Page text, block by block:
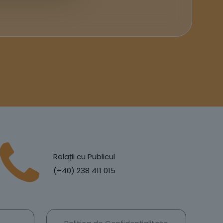
Relații cu Publicul
(+40) 238 411 015